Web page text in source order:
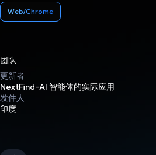
Web/Chrome
团队
更新者
NextFind-AI 智能体的实际应用
发件人
印度